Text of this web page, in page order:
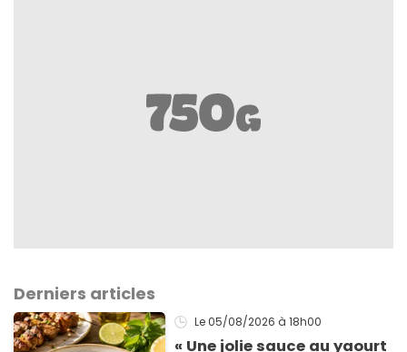
Derniers articles
Le 05/08/2026 à 18h00
« Une jolie sauce au yaourt